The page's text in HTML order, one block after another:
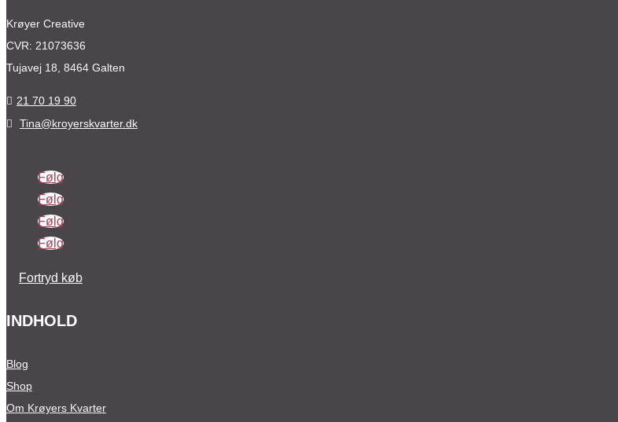
Krøyer Creative
CVR: 21073636
Tujavej 18, 8464 Galten
 21 70 19 90
 Tina@kroyerskvarter.dk
Følg
Følg
Følg
Følg
Fortryd køb
INDHOLD
Blog
Shop
Om Krøyers Kvarter